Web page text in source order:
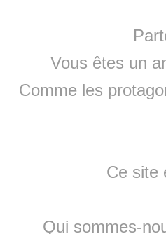
Vous êtes un
Comme les
Ce site
Qui sommes-